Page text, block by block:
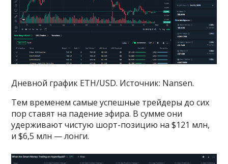
Дневной график ETH/USD. Источник: Nansen.
Тем временем самые успешные трейдеры до сих
пор ставят на падение эфира. В сумме они
удерживают чистую шорт-позицию на $121 млн,
и $6,5 млн — лонги.